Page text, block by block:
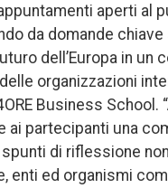
aperti al
da domande
dell’Europa in
organizzazioni
Business School.
ai partecipanti una
di riflessione
enti ed organismi